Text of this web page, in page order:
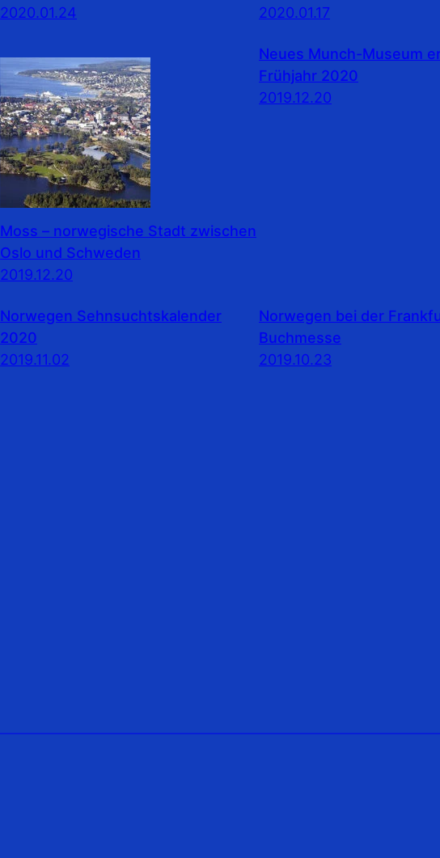
2020.01.24
2020.01.17
Moss – norwegische Stadt zwischen
Oslo und Schweden
2019.12.20
Neues Munch-Museum
Frühjahr 2020
2019.12.20
Norwegen Sehnsuchtskalender
2020
2019.11.02
Norwegen bei der
Buchmesse
2019.10.23